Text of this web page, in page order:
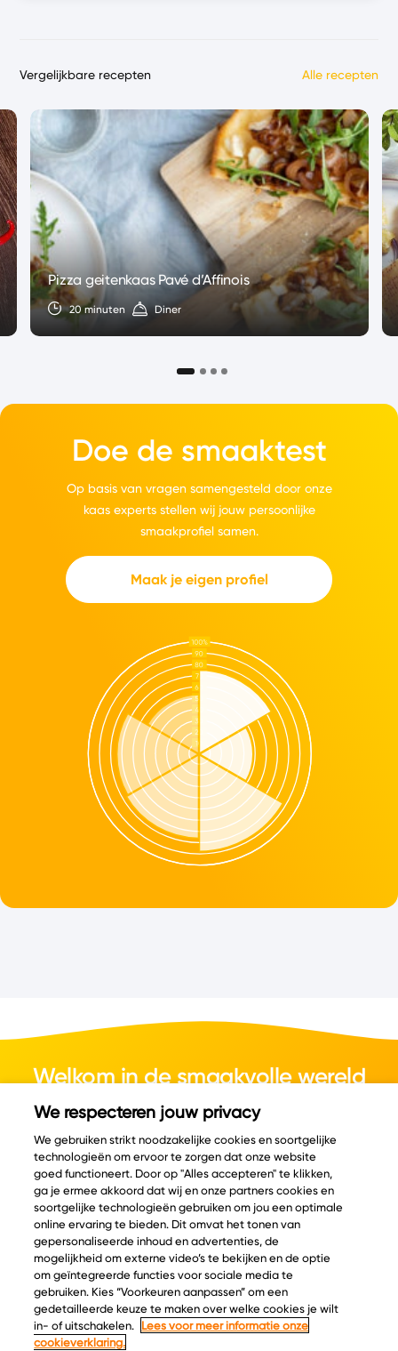
Vergelijkbare recepten Alle recepten
Pizza geitenkaas Pavé d’Affinois
20 minuten Diner
Doe de smaaktest
Op basis van vragen samengesteld door onze
kaas experts stellen wij jouw persoonlijke
smaakprofiel samen.
Maak je eigen profiel
Welkom in de smaakvolle wereld
van kaas.
© Copyright 2026 Velder
Inspiratie
Kaascatalogus
Recepten
Kaasplankjes
Informatie
Over ons
Ontdek
Keurmerken
We respecteren jouw privacy
We gebruiken strikt noodzakelijke cookies en soortgelijke
technologieën om ervoor te zorgen dat onze website
goed functioneert. Door op "Alles accepteren" te klikken,
ga je ermee akkoord dat wij en onze partners cookies en
soortgelijke technologieën gebruiken om jou een optimale
online ervaring te bieden. Dit omvat het tonen van
gepersonaliseerde inhoud en advertenties, de
mogelijkheid om externe video’s te bekijken en de optie
om geïntegreerde functies voor sociale media te
gebruiken. Kies “Voorkeuren aanpassen” om een
gedetailleerde keuze te maken over welke cookies je wilt
in- of uitschakelen.
Lees voor meer informatie onze
cookieverklaring.